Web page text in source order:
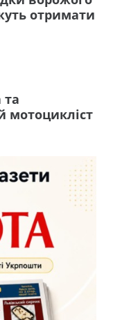
отримати
та
мотоцикліст